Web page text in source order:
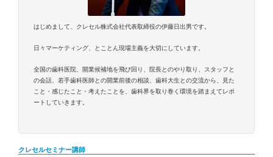
はじめまして、クレセル株式会社代表取締役の伊藤日出男です。
日々マーケティング、とことん現場主義を大切にしています。
全国の歯科医院、開業候補地を飛び回り、院長とのやり取り、スタッフと
の会話、若手歯科医師との開業前後の相談、歯科大生との交流から、見た
こと・感じたこと・考えたことを、歯科界を取り巻く環境を踏まえてレポ
ートしていきます。
クレセルセミナー講師